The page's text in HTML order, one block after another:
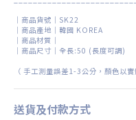
｜商品貨號｜SK22
｜商品產地｜ 韓國 KOREA
｜商品材質｜
｜商品尺寸｜全長:50 (長度可調)
（ 手工測量誤差1-3公分，顏色以
送貨及付款方式